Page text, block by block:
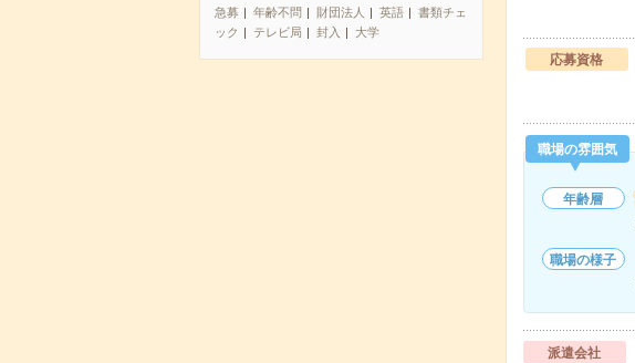
急募 年齢不問 財団法人 英語
書類チェ
ック
テレビ局 封入 大学
応募資格
職場の雰囲気
年齢層
職場の様子
派遣会社